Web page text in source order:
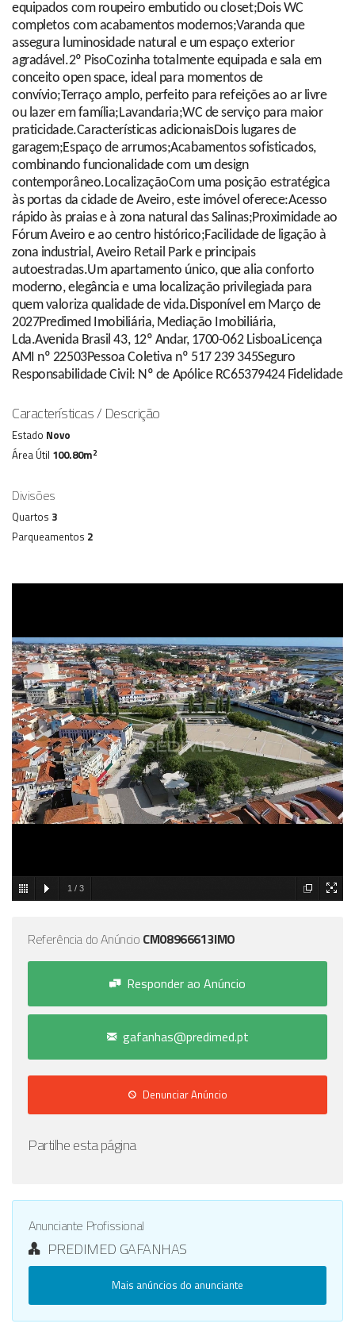
equipados com roupeiro embutido ou closet;Dois WC
completos com acabamentos modernos;Varanda que
assegura luminosidade natural e um espaço exterior
agradável.2º PisoCozinha totalmente equipada e sala em
conceito open space, ideal para momentos de
convívio;Terraço amplo, perfeito para refeições ao ar livre
ou lazer em família;Lavandaria;WC de serviço para maior
praticidade.Características adicionaisDois lugares de
garagem;Espaço de arrumos;Acabamentos sofisticados,
combinando funcionalidade com um design
contemporâneo.LocalizaçãoCom uma posição estratégica
às portas da cidade de Aveiro, este imóvel oferece:Acesso
rápido às praias e à zona natural das Salinas;Proximidade ao
Fórum Aveiro e ao centro histórico;Facilidade de ligação à
zona industrial, Aveiro Retail Park e principais
autoestradas.Um apartamento único, que alia conforto
moderno, elegância e uma localização privilegiada para
quem valoriza qualidade de vida.Disponível em Março de
2027Predimed Imobiliária, Mediação Imobiliária,
Lda.Avenida Brasil 43, 12º Andar, 1700-062 LisboaLicença
AMI nº 22503Pessoa Coletiva nº 517 239 345Seguro
Responsabilidade Civil: Nº de Apólice RC65379424 Fidelidade
Características / Descrição
Estado Novo
Área Útil 100.80m2
Divisões
Quartos 3
Parqueamentos 2
1 / 3
Referência do Anúncio CM08966613IMO
Responder ao Anúncio
gafanhas@predimed.pt
Denunciar Anúncio
Partilhe esta página
Anunciante Profissional
PREDIMED GAFANHAS
Mais anúncios do anunciante